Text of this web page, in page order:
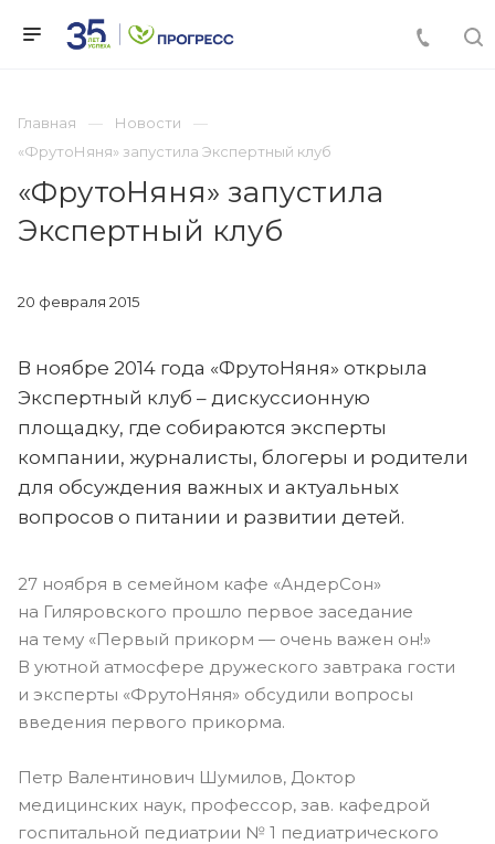
Главная
Новости
«ФрутоНяня» запустила Экспертный клуб
«ФрутоНяня» запустила
Экспертный клуб
20 февраля 2015
В ноябре 2014 года «ФрутоНяня» открыла
Экспертный клуб – дискуссионную
площадку, где собираются эксперты
компании, журналисты, блогеры и родители
для обсуждения важных и актуальных
вопросов о питании и развитии детей.
27 ноября в семейном кафе «АндерСон»
на Гиляровского прошло первое заседание
на тему «Первый прикорм — очень важен он!»
В уютной атмосфере дружеского завтрака гости
и эксперты «ФрутоНяня» обсудили вопросы
введения первого прикорма.
Петр Валентинович Шумилов, Доктор
медицинских наук, профессор, зав. кафедрой
госпитальной педиатрии № 1 педиатрического